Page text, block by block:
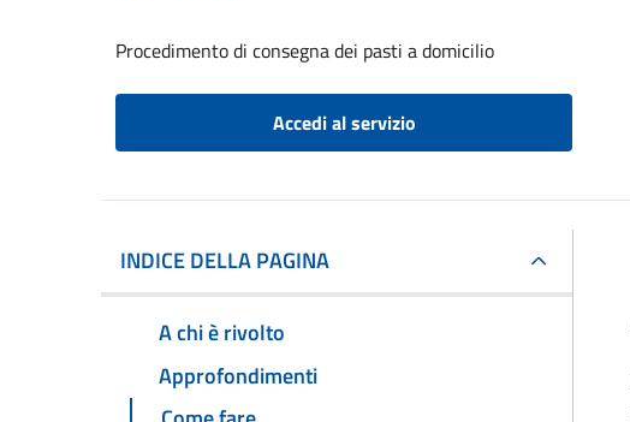
Procedimento di consegna dei pasti a domicilio
Accedi al servizio
INDICE DELLA PAGINA
A chi è rivolto
Approfondimenti